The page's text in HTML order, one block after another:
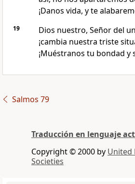
¡Danos vida, y te
19
Dios nuestro, Señor del
¡cambia nuestra triste
¡Muéstranos tu bondad y
Salmos 79
Traducción en lenguaje
Copyright © 2000 by United
Societies